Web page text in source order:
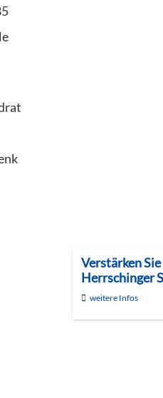
Verstärken
Herrschinger
weitere Infos